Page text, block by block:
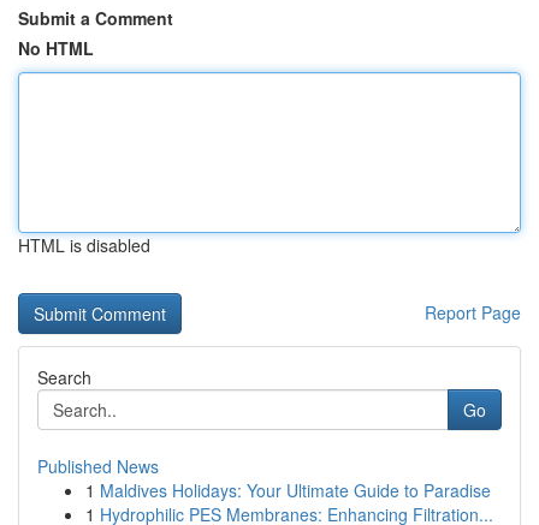
Submit a Comment
No HTML
HTML is disabled
Report Page
Search
Go
Published News
1 Maldives Holidays: Your Ultimate Guide to Paradise
1 Hydrophilic PES Membranes: Enhancing Filtration...